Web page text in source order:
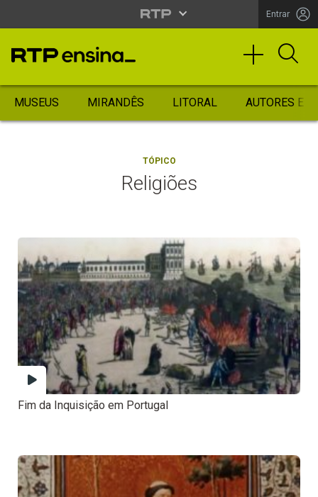
Entrar
MUSEUS MIRANDÊS LITORAL AUTORES
TÓPICO
Religiões
Fim da Inquisição em Portugal